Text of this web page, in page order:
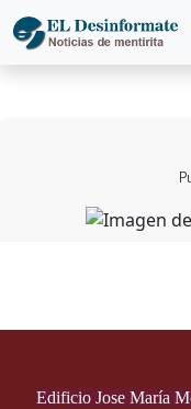
Edificio Jose María